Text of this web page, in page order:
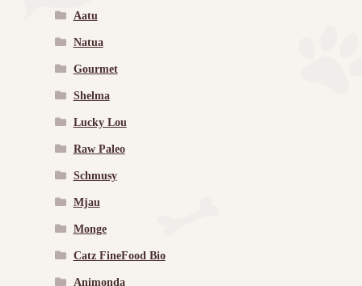
Aatu
Natua
Gourmet
Shelma
Lucky Lou
Raw Paleo
Schmusy
Mjau
Monge
Catz FineFood Bio
Animonda